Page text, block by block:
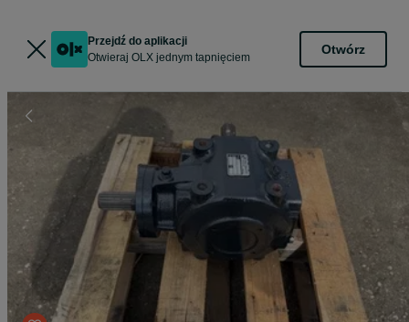
Przejdź do aplikacji
Otwieraj OLX jednym tapnięciem
Otwórz